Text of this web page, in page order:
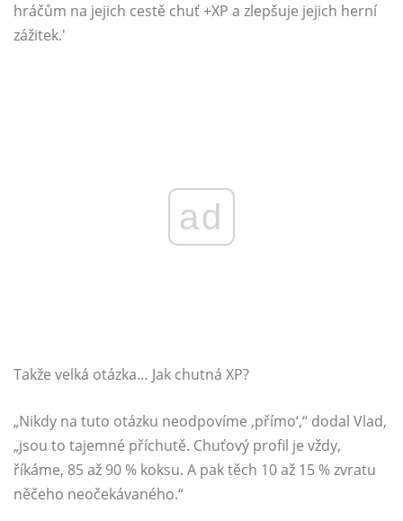
hráčům na jejich cestě chuť +XP a zlepšuje jejich herní
zážitek.'
ad
Takže velká otázka… Jak chutná XP?
„Nikdy na tuto otázku neodpovíme ‚přímo‘,“ dodal Vlad,
„jsou to tajemné příchutě. Chuťový profil je vždy,
říkáme, 85 až 90 % koksu. A pak těch 10 až 15 % zvratu
něčeho neočekávaného.“